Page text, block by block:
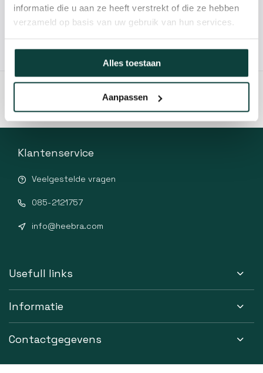
informatie die u aan ze heeft verstrekt of die ze hebben
verzameld op basis van uw gebruik van hun services.
Alles toestaan
Aanpassen
info@heebra.com
Klantenservice
Veelgestelde vragen
085-2121757
info@heebra.com
Usefull links
Informatie
Contactgegevens